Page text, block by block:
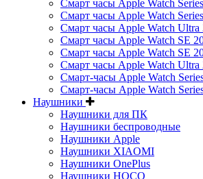
Смарт часы Apple Watch
Смарт часы Apple Watch
Смарт часы Apple Watch Ultra
Смарт часы Apple Watch SE
Смарт часы Apple Watch SE
Смарт часы Apple Watch Ultra
Смарт-часы Apple Watch
Смарт-часы Apple Watch
Наушники
Наушники для ПК
Наушники беспроводные
Наушники Apple
Наушники XIAOMI
Наушники OnePlus
Наушники HOCO